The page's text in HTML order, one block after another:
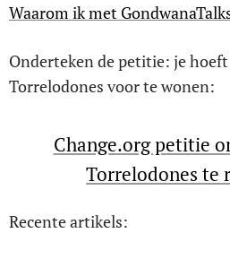
Waarom ik met
Onderteken de petitie: je
Torrelodones voor te wonen:
Change.org petitie
Torrelodones te
Recente artikels: